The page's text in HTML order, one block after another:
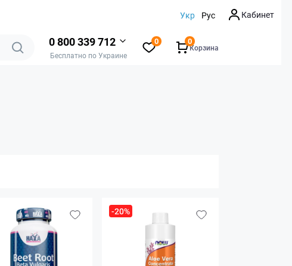
Укр Рус Кабинет
0 800 339 712
Бесплатно по Украине
0
Корзина
0
-20%